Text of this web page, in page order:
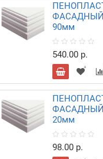
90мм
540.00 р.
20мм
98.00 р.